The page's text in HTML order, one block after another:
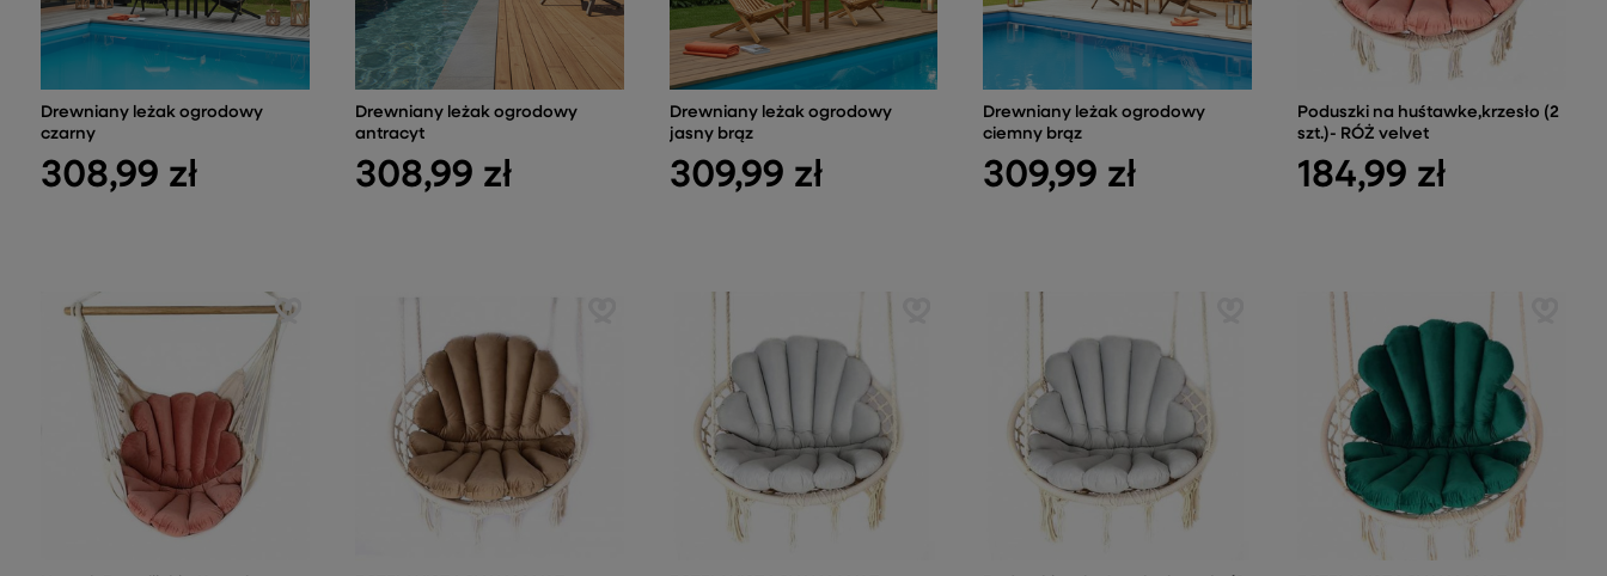
Drewniany leżak ogrodowy
czarny
308,99 zł
Drewniany leżak ogrodowy
antracyt
308,99 zł
Drewniany leżak ogrodowy
jasny brąz
309,99 zł
Drewniany leżak ogrodowy
ciemny brąz
309,99 zł
Poduszki na huśtawke,krzesło (2
szt.)- RÓŻ velvet
184,99 zł